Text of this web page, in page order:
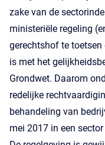
zake van de
ministeriële regeling
gerechtshof te
is met het
Grondwet. Daarom
redelijke
behandeling van
mei 2017 in een